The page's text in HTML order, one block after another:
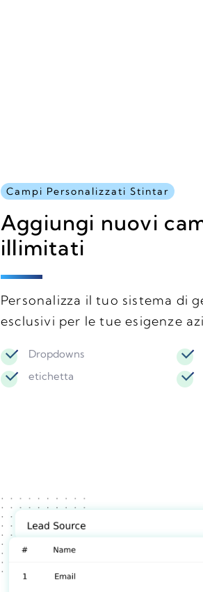
Campi Personalizzati Stintar
Aggiungi nuovi
illimitati
Personalizza il tuo sistema di
esclusivi per le tue esigenze
Dropdowns
etichetta